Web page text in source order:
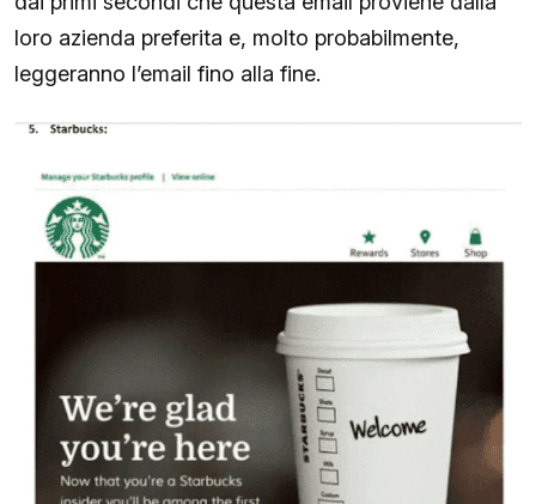
loro azienda preferita e, molto probabilmente,
leggeranno l’email fino alla fine.